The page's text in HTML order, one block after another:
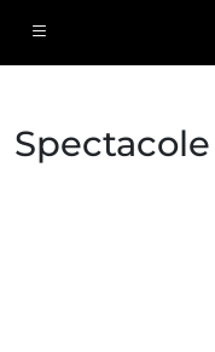
Spectacole